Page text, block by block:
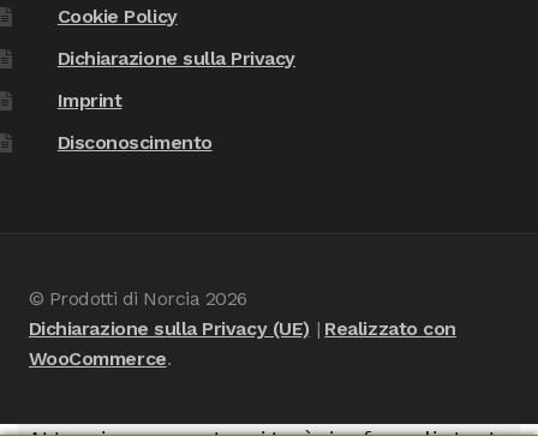
Cookie Policy
Dichiarazione sulla Privacy
Imprint
Disconoscimento
© Prodotti di Norcia 2026
Dichiarazione sulla Privacy (UE)
Realizzato con
WooCommerce.